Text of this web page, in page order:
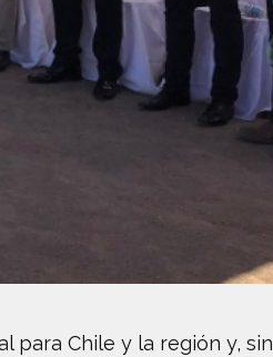
para Chile y la región y, sin